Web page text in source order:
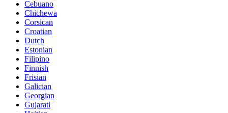
Cebuano
Chichewa
Corsican
Croatian
Dutch
Estonian
Filipino
Finnish
Frisian
Galician
Georgian
Gujarati